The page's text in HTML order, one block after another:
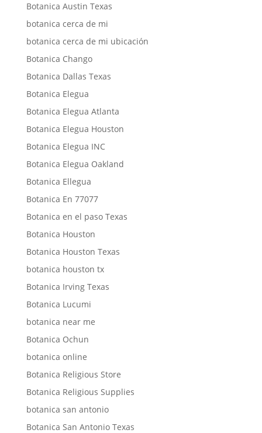
Botanica Austin Texas
botanica cerca de mi
botanica cerca de mi ubicación
Botanica Chango
Botanica Dallas Texas
Botanica Elegua
Botanica Elegua Atlanta
Botanica Elegua Houston
Botanica Elegua INC
Botanica Elegua Oakland
Botanica Ellegua
Botanica En 77077
Botanica en el paso Texas
Botanica Houston
Botanica Houston Texas
botanica houston tx
Botanica Irving Texas
Botanica Lucumi
botanica near me
Botanica Ochun
botanica online
Botanica Religious Store
Botanica Religious Supplies
botanica san antonio
Botanica San Antonio Texas